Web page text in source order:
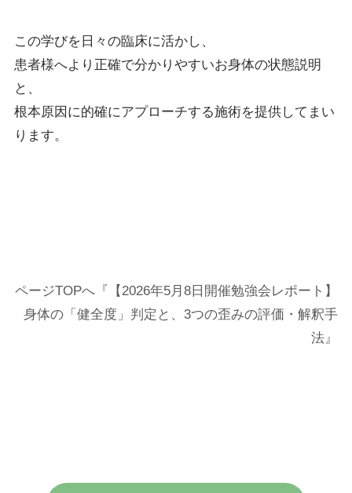
この学びを日々の臨床に活かし、
患者様へより正確で分かりやすいお身体の状態説明
と、
根本原因に的確にアプローチする施術を提供してまい
ります。
ページTOPへ『【2026年5月8日開催勉強会レポート】
身体の「健全度」判定と、3つの歪みの評価・解釈手
法』